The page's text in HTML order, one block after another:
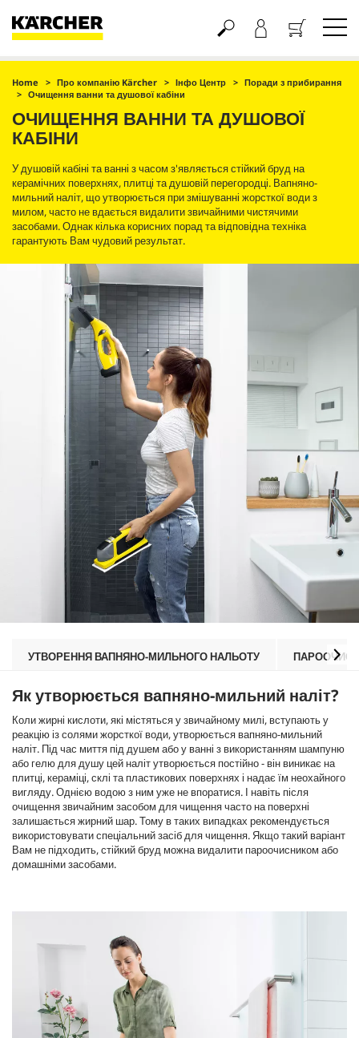
Кошик
Home Про компанію Kärcher Інфо Центр
Поради з прибирання
Очищення ванни та душової кабіни
ОЧИЩЕННЯ ВАННИ ТА ДУШОВОЇ
КАБІНИ
У душовій кабіні та ванні з часом з'являється стійкий бруд на
керамічних поверхнях, плитці та душовій перегородці. Вапняно-
мильний наліт, що утворюється при змішуванні жорсткої води з
милом, часто не вдається видалити звичайними чистячими
засобами. Однак кілька корисних порад та відповідна техніка
гарантують Вам чудовий результат.
УТВОРЕННЯ ВАПНЯНО-МИЛЬНОГО НАЛЬОТУ
Як утворюється вапняно-мильний наліт?
Коли жирні кислоти, які містяться у звичайному милі, вступають у
реакцію із солями жорсткої води, утворюється вапняно-мильний
наліт. Під час миття під душем або у ванні з використанням шампуню
або гелю для душу цей наліт утворюється постійно - він виникає на
плитці, кераміці, склі та пластикових поверхнях і надає їм неохайного
вигляду. Однією водою з ним уже не впоратися. І навіть після
очищення звичайним засобом для чищення часто на поверхні
залишається жирний шар. Тому в таких випадках рекомендується
використовувати спеціальний засіб для чищення. Якщо такий варіант
Вам не підходить, стійкий бруд можна видалити пароочисником або
домашніми засобами.